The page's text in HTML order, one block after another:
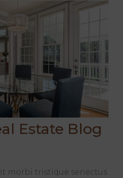
Estate Blog
morbi tristique senectus